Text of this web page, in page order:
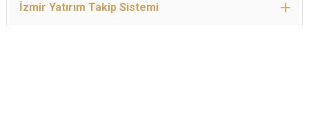
İzmir Yatırım Takip Sistemi